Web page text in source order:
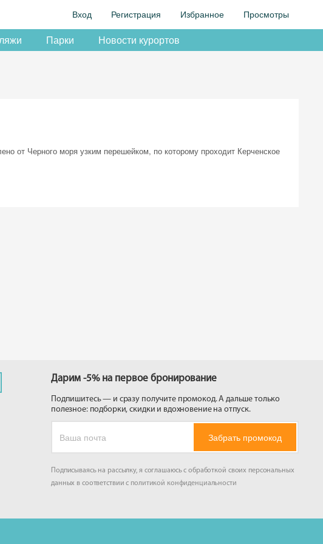
Вход Регистрация Избранное Просмотры
Парки Новости курортов
от Чеpного моря узким перешейком, по которому проходит Керченское
Дарим -5% на первое бронирование
Подпишитесь — и сразу получите промокод. А дальше только
полезное: подборки, скидки и вдохновение на отпуск.
Забрать промокод
Подписываясь на рассылку, я соглашаюсь с обработкой своих персональных
данных в соответствии с политикой конфиденциальности